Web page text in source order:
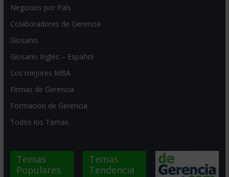
Negocios por País
Colaboradores de Gerencia
Glosario
Glosario Inglés – Español
Los mejores MBA
Firmas de Gerencia
Formación de Gerencia
Todos los Temas
Temas
Populares
Temas
Tendencia